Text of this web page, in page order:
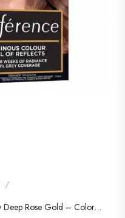
/
L’Oréal Paris Préférence 5.23 Rio Very Deep Rose Gold – Coloration Permanente